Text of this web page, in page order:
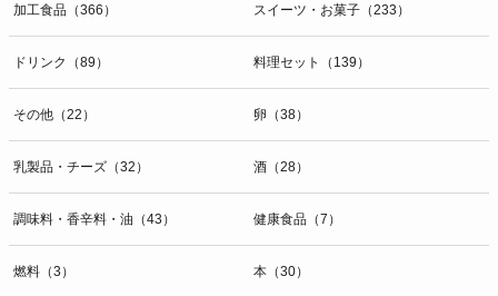
加工食品（366） スイーツ・お菓子（233）
ドリンク（89） 料理セット（139）
その他（22） 卵（38）
乳製品・チーズ（32） 酒（28）
調味料・香辛料・油（43） 健康食品（7）
燃料（3） 本（30）